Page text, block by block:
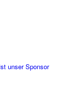
unser Sponsor